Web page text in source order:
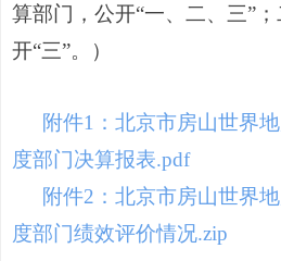
算部门，公开“一、二、 三” ；
开“三”。 ）
附件1：北京市房山世界
度部门决算报表.pdf
附件2：北京市房山世界
度部门绩效评价情况.zip